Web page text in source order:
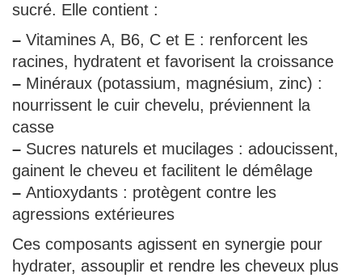
sucré. Elle contient :
– Vitamines A, B6, C et E : renforcent les
racines, hydratent et favorisent la croissance
– Minéraux (potassium, magnésium, zinc) :
nourrissent le cuir chevelu, préviennent la
casse
– Sucres naturels et mucilages : adoucissent,
gainent le cheveu et facilitent le démêlage
– Antioxydants : protègent contre les
agressions extérieures
Ces composants agissent en synergie pour
hydrater, assouplir et rendre les cheveux plus